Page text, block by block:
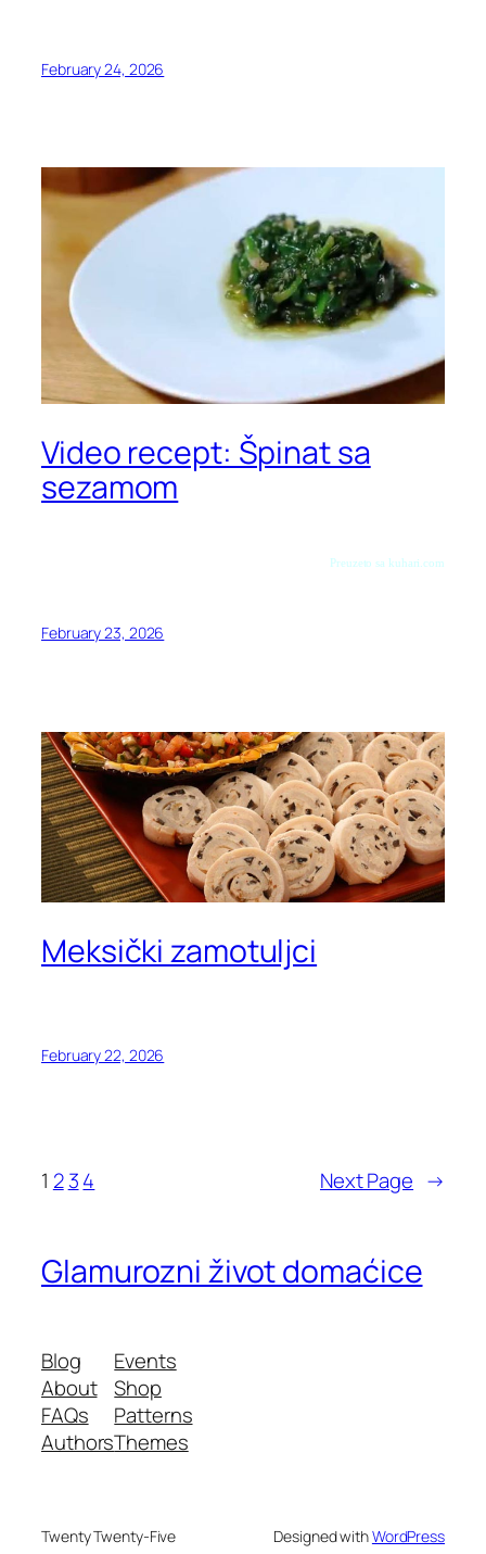
February 24, 2026
Video recept: Špinat sa
sezamom
Preuzeto sa kuhari.com
February 23, 2026
Meksički zamotuljci
February 22, 2026
1 2 34 Next Page →
Glamurozni život domaćice
Blog
About
FAQs
Authors
Events
Shop
Patterns
Themes
Twenty Twenty-Five Designed withWordPress